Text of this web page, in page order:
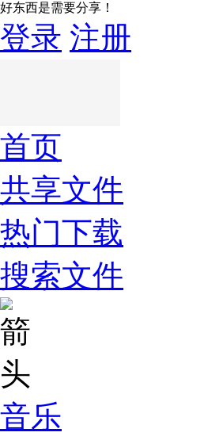
好东西是需要分享！
登录 注册
首页
共享文件
热门下载
搜索文件
音乐